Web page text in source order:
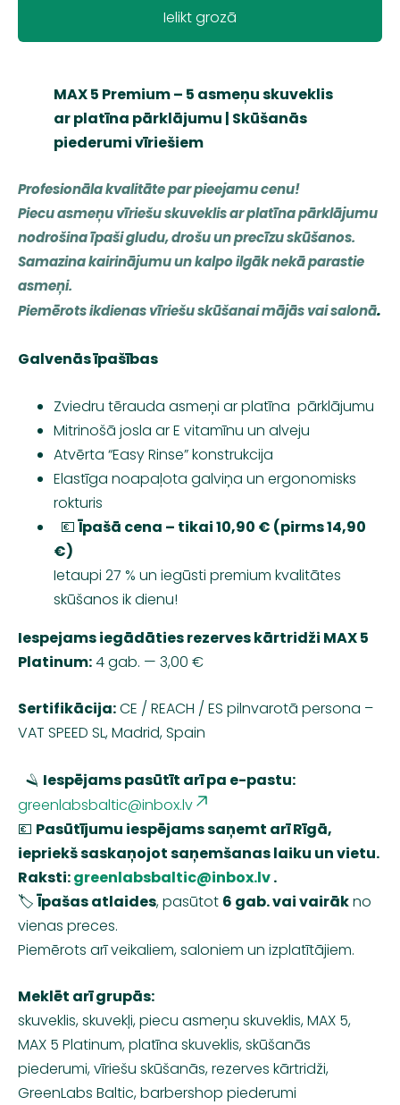
Ielikt grozā
MAX 5 Premium – 5 asmeņu skuveklis
ar platīna pārklājumu | Skūšanās
piederumi vīriešiem
Profesionāla kvalitāte par pieejamu cenu!
Piecu asmeņu vīriešu skuveklis ar platīna pārklājumu
nodrošina īpaši gludu, drošu un precīzu skūšanos.
Samazina kairinājumu un kalpo ilgāk nekā parastie
asmeņi.
Piemērots ikdienas vīriešu skūšanai mājās vai salonā.
Galvenās īpašības
Zviedru tērauda asmeņi ar platīna pārklājumu
Mitrinošā josla ar E vitamīnu un alveju
Atvērta “Easy Rinse” konstrukcija
Elastīga noapaļota galviņa un ergonomisks
rokturis
💶Īpašā cena – tikai 10,90 € (pirms 14,90
€)
Ietaupi 27 % un iegūsti premium kvalitātes
skūšanos ik dienu!
Iespejams iegādāties rezerves kārtridži MAX 5
Platinum:4 gab. — 3,00 €
Sertifikācija:CE / REACH / ES pilnvarotā persona –
VAT SPEED SL, Madrid, Spain
🪒 Iespējams pasūtīt arī pa e-pastu:
greenlabsbaltic@inbox.lv
💶 Pasūtījumu iespējams saņemt arī Rīgā,
iepriekš saskaņojot saņemšanas laiku un vietu.
Raksti:greenlabsbaltic@inbox.lv.
🏷️Īpašas atlaides, pasūtot 6 gab. vai vairākno
vienas preces.
Piemērots arī veikaliem, saloniem un izplatītājiem.
Meklēt arī grupās:
skuveklis, skuvekļi, piecu asmeņu skuveklis, MAX 5,
MAX 5 Platinum, platīna skuveklis, skūšanās
piederumi, vīriešu skūšanās, rezerves kārtridži,
GreenLabs Baltic, barbershop piederumi